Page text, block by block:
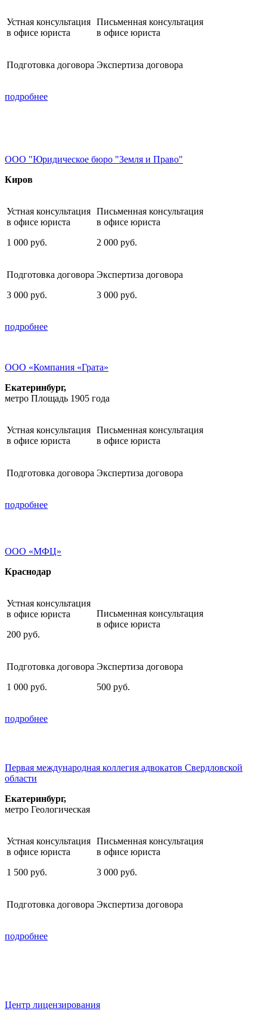
Устная консультация
в офисе юриста
Письменная консультация
в офисе юриста
Подготовка договора Экспертиза договора
подробнее
ООО "Юридическое бюро "Земля и Право"
Киров
Устная консультация
в офисе юриста
1 000 руб.
Письменная консультация
в офисе юриста
2 000 руб.
Подготовка договора
3 000 руб.
Экспертиза договора
3 000 руб.
подробнее
ООО «Компания «Грата»
Екатеринбург,
метро Площадь 1905 года
Устная консультация
в офисе юриста
Письменная консультация
в офисе юриста
Подготовка договора Экспертиза договора
подробнее
ООО «МФЦ»
Краснодар
Устная консультация
в офисе юриста
200 руб.
Письменная консультация
в офисе юриста
Подготовка договора
1 000 руб.
Экспертиза договора
500 руб.
подробнее
Первая международная коллегия адвокатов Свердловской
области
Екатеринбург,
метро Геологическая
Устная консультация
в офисе юриста
1 500 руб.
Письменная консультация
в офисе юриста
3 000 руб.
Подготовка договора Экспертиза договора
подробнее
Центр лицензирования